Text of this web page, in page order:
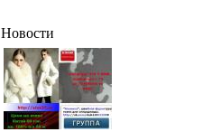
Новости